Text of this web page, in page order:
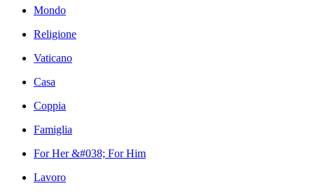
Mondo
Religione
Vaticano
Casa
Coppia
Famiglia
For Her &#038; For Him
Lavoro